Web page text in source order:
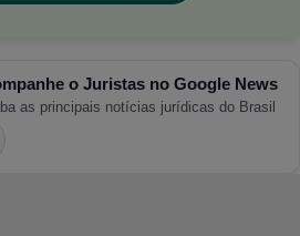
o Juristas no Google News
as principais notícias jurídicas do Brasil